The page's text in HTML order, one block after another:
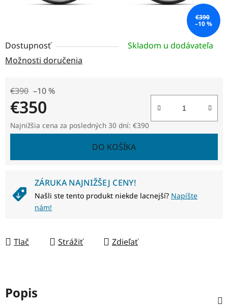
Dostupnosť
Skladom u dodávateľa
Možnosti doručenia
€390 –10 %
€350
Jednotková cena:
Najnižšia cena za posledných 30 dní: €390
DO KOŠÍKA
ZÁRUKA NAJNIŽŠEJ CENY!
Našli ste tento produkt niekde lacnejší? Napíšte
nám!
Tlač Strážiť Zdieľať
€390
–10 %
Popis